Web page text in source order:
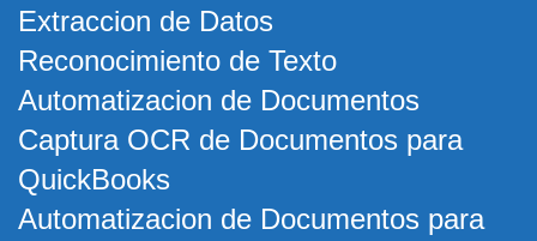
Extraccion de Datos
Reconocimiento de Texto
Automatizacion de Documentos
Captura OCR de Documentos para
QuickBooks
Automatizacion de Documentos para